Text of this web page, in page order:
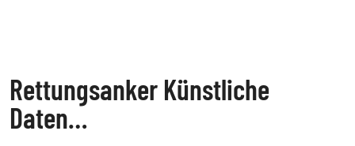
Rettungsanker Künstliche
Daten…